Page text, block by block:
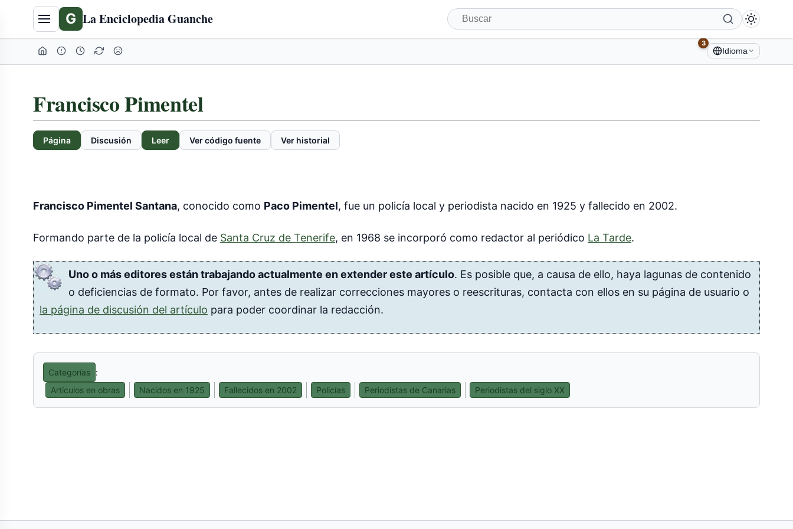
G La Enciclopedia Guanche
3
Idioma
Francisco Pimentel
Página Discusión Leer Ver código fuente Ver historial
Francisco Pimentel Santana, conocido como Paco Pimentel, fue un policía local y periodista nacido en 1925 y fallecido en 2002.
Formando parte de la policía local de Santa Cruz de Tenerife, en 1968 se incorporó como redactor al periódico La Tarde.
Uno o más editores están trabajando actualmente en extender este artículo. Es posible que, a causa de ello, haya lagunas de contenido
o deficiencias de formato. Por favor, antes de realizar correcciones mayores o reescrituras, contacta con ellos en su página de usuario o
la página de discusión del artículo para poder coordinar la redacción.
Categorías :
Artículos en obras
Nacidos en 1925 Fallecidos en 2002 Policías Periodistas de Canarias Periodistas del siglo XX